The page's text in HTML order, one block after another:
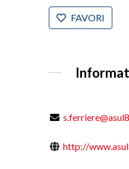
FAVORI
http://